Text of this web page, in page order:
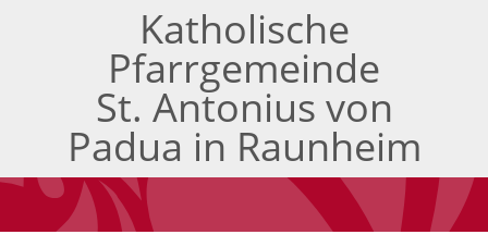
Katholische
Pfarrgemeinde
St. Antonius von
Padua in Raunheim